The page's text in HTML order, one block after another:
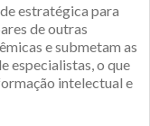
estratégica para
de outras
e submetam as
especialistas, o que
intelectual e